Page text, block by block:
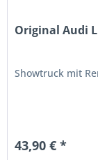
Original Audi
Showtruck mit
43,90 € *